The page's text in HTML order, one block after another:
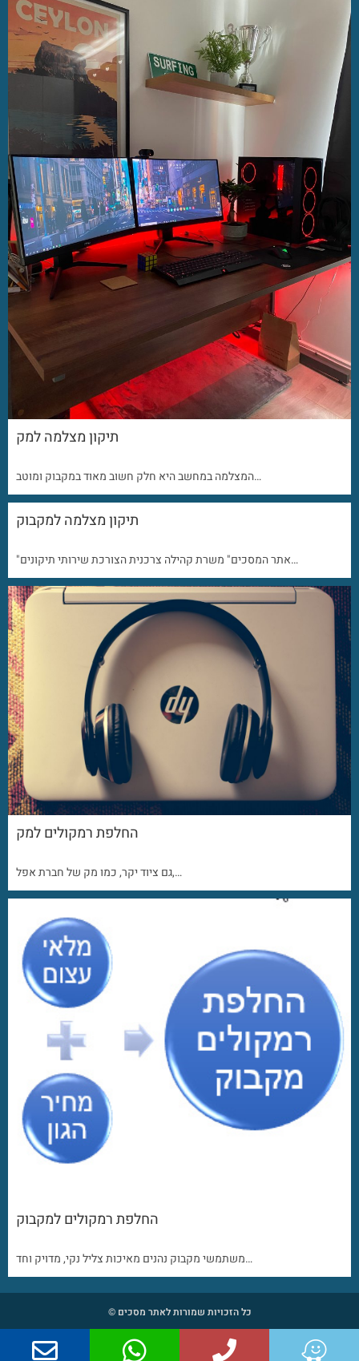
תיקון מצלמה למק
המצלמה במחשב היא חלק חשוב מאוד במקבוק ומוטב…
תיקון מצלמה למקבוק
"אתר המסכים" משרת קהילה צרכנית הצורכת שירותי תיקונים…
החלפת רמקולים למק
גם ציוד יקר, כמו מק של חברת אפל,…
החלפת רמקולים למקבוק
משתמשי מקבוק נהנים מאיכות צליל נקי, מדויק וחד…
כל הזכויות שמורות לאתר מסכים ©